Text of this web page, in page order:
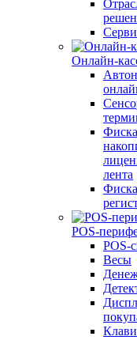
Онлайн-
лента
POS-
POS-
Весы